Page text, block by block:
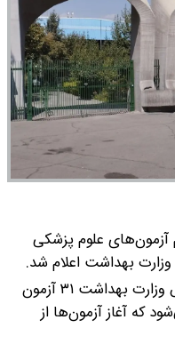
آزمون‌های علوم پزشکی
براساس اعلام مرکز سنجش و پذیرش وزارت بهداشت ۳۱ آزمون
که آغاز آزمون‌ها از